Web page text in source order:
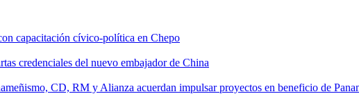
capacitación cívico-política en Chepo
credenciales del nuevo embajador de China
CD, RM y Alianza acuerdan impulsar proyectos en beneficio de